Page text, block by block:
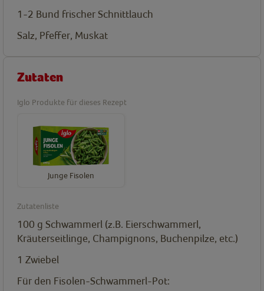
1-2 Bund frischer Schnittlauch
Salz, Pfeffer, Muskat
Zutaten
Iglo Produkte für dieses Rezept
Junge Fisolen
Zutatenliste
100 g Schwammerl (z.B. Eierschwammerl,
Kräuterseitlinge, Champignons, Buchenpilze, etc.)
1 Zwiebel
Für den Fisolen-Schwammerl-Pot: